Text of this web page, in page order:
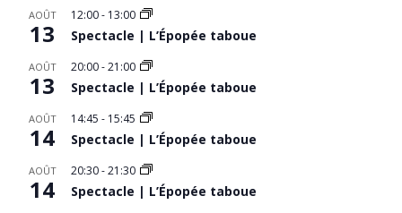
AOÛT
13
12:00- 13:00
Spectacle | L’Épopée taboue
AOÛT
13
20:00-21:00
Spectacle | L’Épopée taboue
AOÛT
14
14:45 - 15:45
Spectacle | L’Épopée taboue
AOÛT
14
20:30-21:30
Spectacle | L’Épopée taboue